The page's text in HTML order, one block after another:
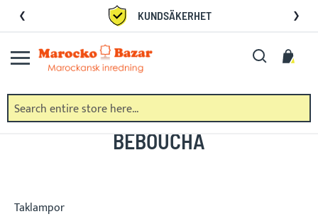
Skip
KUNDSÄKERHET
Search
BEBOUCHA
Taklampor